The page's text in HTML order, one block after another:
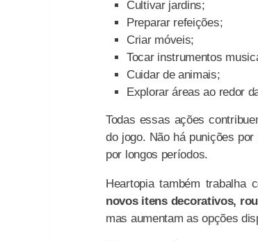
Cultivar jardins;
Preparar refeições;
Criar móveis;
Tocar instrumentos
Cuidar de animais;
Explorar áreas ao redor
Todas essas ações
do jogo. Não há punições
por longos períodos.
Heartopia também trabalha
novos itens decorativos,
mas aumentam as opções